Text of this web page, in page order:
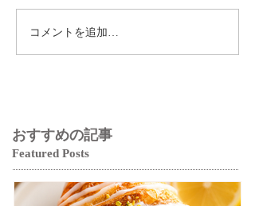
コメントを追加…
おすすめの記事
Featured Posts